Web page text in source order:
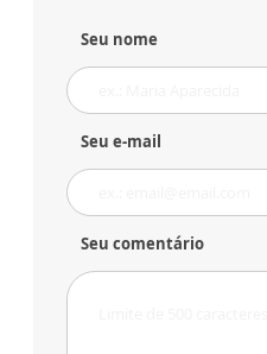
Seu nome
Seu e-mail
Seu comentário